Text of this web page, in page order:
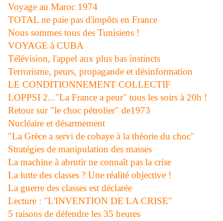
Voyage au Maroc 1974
TOTAL ne paie pas d'impôts en France
Nous sommes tous des Tunisiens !
VOYAGE à CUBA
Télévision, l'appel aux plus bas instincts
Terrorisme, peurs, propagande et désinformation
LE CONDITIONNEMENT COLLECTIF
LOPPSI 2..."La France a peur" tous les soirs à 20h !
Retour sur "le choc pétrolier" de1973
Nucléaire et désarmement
"La Grèce a servi de cobaye à la théorie du choc"
Stratégies de manipulation des masses
La machine à abrutir ne connaît pas la crise
La lutte des classes ? Une réalité objective !
La guerre des classes est déclarée
Lecture : "L'INVENTION DE LA CRISE"
5 raisons de défendre les 35 heures